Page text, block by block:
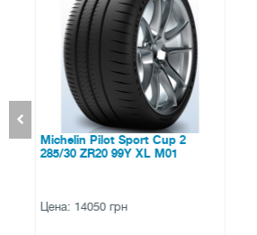
Bridgestone
285/65 R17 116R